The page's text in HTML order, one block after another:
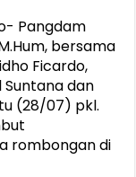
Pangdam
bersama
Ficardo,
Suntana dan
(28/07) pkl.
rombongan di